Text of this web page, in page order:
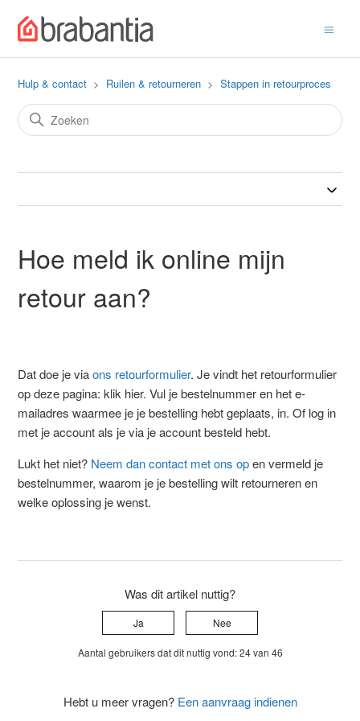
Hulp & contact Ruilen & retourneren Stappen in retourproces
Hoe meld ik online mijn
retour aan?
Dat doe je viaons retourformulier. Je vindt het retourformulier
op deze pagina: klik hier. Vul je bestelnummer en het e-
mailadres waarmee je je bestelling hebt geplaats, in. Of log in
met je account als je via je account besteld hebt.
Lukt het niet? Neem dan contact met ons open vermeld je
bestelnummer, waarom je je bestelling wilt retourneren en
welke oplossing je wenst.
Was dit artikel nuttig?
Ja Nee
Aantal gebruikers dat dit nuttig vond: 24 van 46
Hebt u meer vragen? Een aanvraag indienen